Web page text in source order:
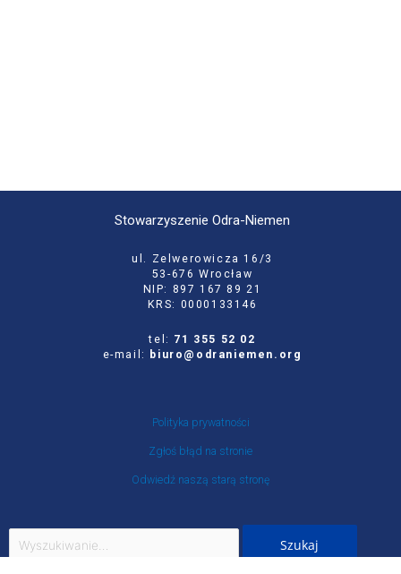
Stowarzyszenie Odra-Niemen
ul. Zelwerowicza 16/3
53-676 Wrocław
NIP: 897 167 89 21
KRS: 0000133146
tel: 71 355 52 02
e-mail:
biuro@odraniemen.org
Polityka prywatności
Zgłoś błąd na stronie
Odwiedź naszą starą stronę
Szukaj
dla: